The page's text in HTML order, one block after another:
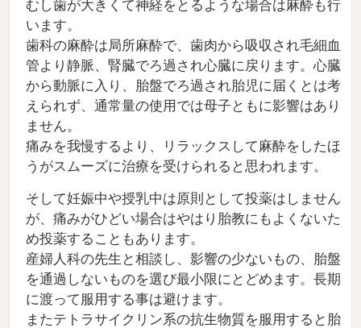
むし歯が大きくて神経をとるような場合は麻酔も行
います。
歯科の麻酔は局所麻酔で、歯肉から吸収され毛細血
管より静脈、腎臓でろ過され心臓に戻ります。心臓
から動脈に入り、胎盤でろ過され胎児に届くとは考
えられず、通常量の使用では母子ともに影響はあり
ません。
痛みを我慢するより、リラックスして麻酔をしたほ
うがスムーズに治療を受けられると思われます。
そして妊娠中や授乳中は原則として投薬はしません
が、痛みがひどい場合はやはり胎教にもよくないた
め投薬することもあります。
産婦人科の先生と相談し、影響の少ないもの、胎盤
を通過しないものを選び最小限にとどめます。長期
に渡って服用する事は避けます。
またテトラサイクリン系の抗生物質を服用すると胎